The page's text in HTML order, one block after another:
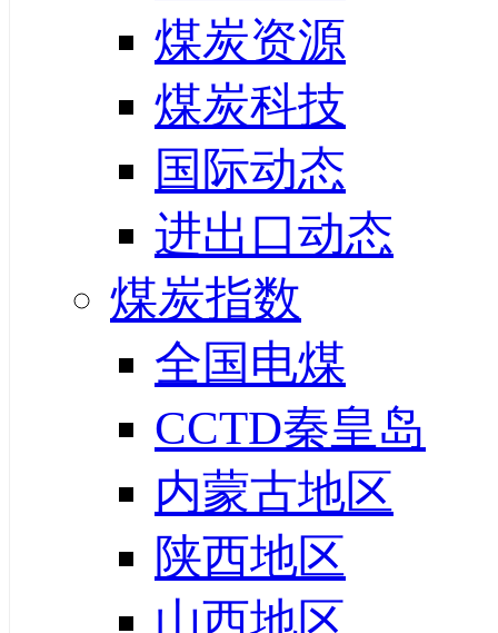
煤炭资源
煤炭科技
国际动态
进出口动态
煤炭指数
全国电煤
CCTD秦皇岛
内蒙古地区
陕西地区
山西地区